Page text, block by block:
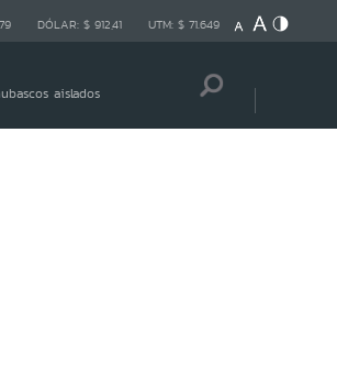
DÓLAR: $ 912,41 UTM: $ 71.649
aislados